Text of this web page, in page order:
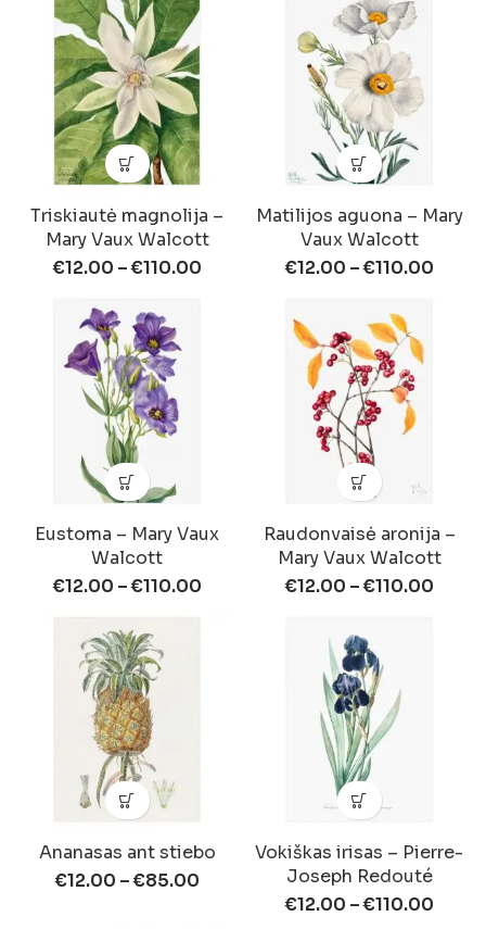
Triskiautė magnolija –
Mary Vaux Walcott
€12.00 –€110.00
Matilijos aguona – Mary
Vaux Walcott
€12.00 –€110.00
Eustoma – Mary Vaux
Walcott
€12.00 –€110.00
Raudonvaisė aronija –
Mary Vaux Walcott
€12.00 –€110.00
Ananasas ant stiebo
€12.00 –€85.00
Vokiškas irisas – Pierre-
Joseph Redouté
€12.00 –€110.00